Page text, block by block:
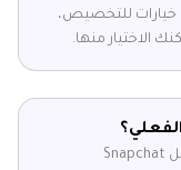
خيارات للتخصيص،
الاختيار منها.
نعم، معظم فلاتر الوجه في التطبيقات مثل Snapchat